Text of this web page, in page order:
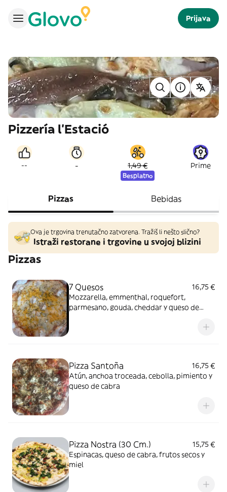
Prijava
Pizzería l’Estació
-- - 1,49 €
Besplatno
Prime
Pizzas Bebidas
Ova je trgovina trenutačno zatvorena. Tražiš li nešto slično?
Istraži restorane i trgovine u svojoj blizini
Pizzas
7 Quesos
16,75 €
Mozzarella, emmenthal, roquefort,
parmesano, gouda, cheddar y queso de
Pizza Santoña
16,75 €
Atún, anchoa troceada, cebolla, pimiento y
queso de cabra
Pizza Nostra (30 Cm.)
15,75 €
Espinacas, queso de cabra, frutos secos y
miel